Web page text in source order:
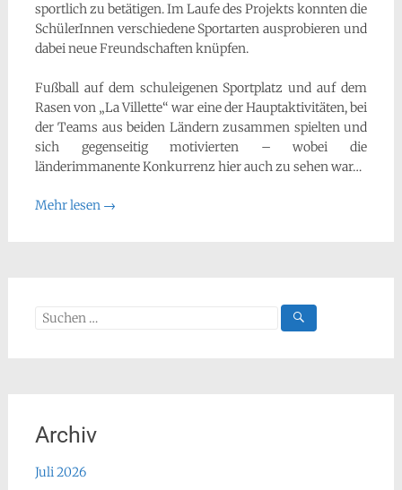
sportlich zu betätigen. Im Laufe des Projekts konnten die
SchülerInnen verschiedene Sportarten ausprobieren und
dabei neue Freundschaften knüpfen.
Fußball auf dem schuleigenen Sportplatz und auf dem
Rasen von „La Villette“ war eine der Hauptaktivitäten, bei
der Teams aus beiden Ländern zusammen spielten und
sich gegenseitig motivierten – wobei die
länderimmanente Konkurrenz hier auch zu sehen war…
Mehr lesen →
Suchen
Archiv
Juli 2026